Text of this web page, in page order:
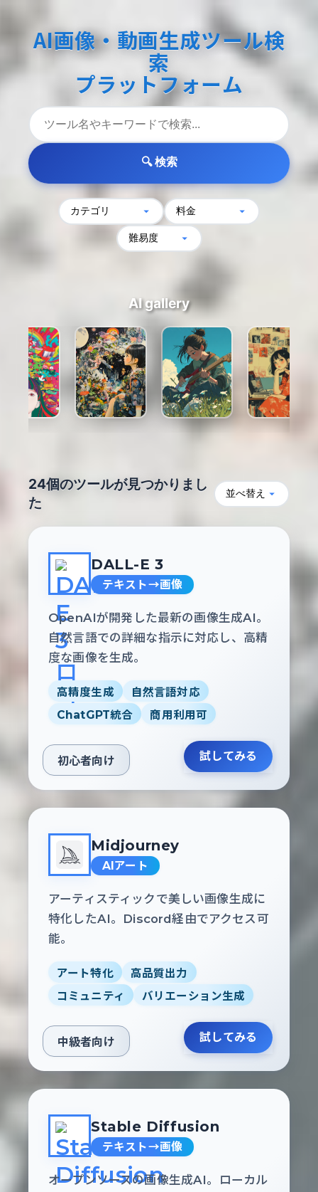
AI画像・ 動画生成ツール検
索
プラッ トフォーム
🔍 検索
AI gallery
24個のツールが見つかりまし
た
DALL-E 3
テキスト→画像
OpenAIが開発した最新の画像生成AI。
自然言語での詳細な指示に対応し、高精
度な画像を生成。
高精度生成
自然言語対応
ChatGPT統合
商用利用可
初心者向け 試してみる
Midjourney
AIアート
アーティスティックで美しい画像生成に
特化したAI。Discord経由でアクセス可
能。
アート特化
高品質出力
コミュニティ
バリエーション生成
中級者向け 試してみる
Stable Diffusion
テキスト→画像
オープンソースの画像生成AI。ローカル